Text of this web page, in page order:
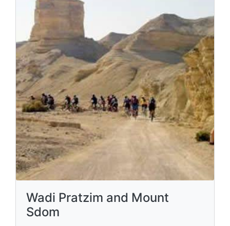
Wadi Pratzim and Mount
Sdom